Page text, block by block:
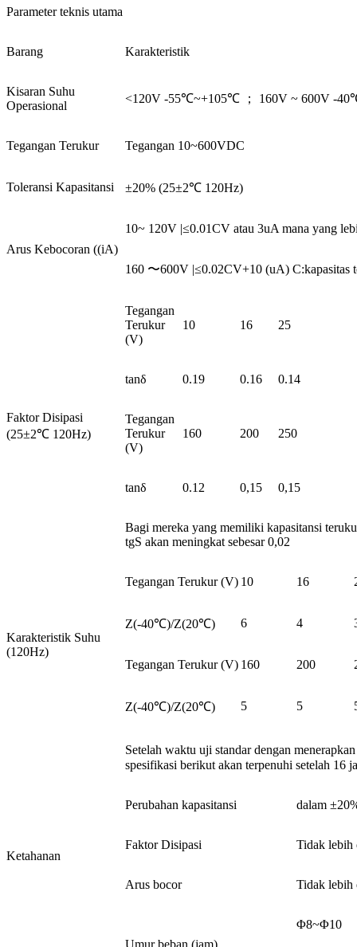
Parameter teknis utama
Barang Karakteristik
Kisaran Suhu
Operasional
<120V -55℃~+105℃ ； 160V ~ 600V -
Tegangan Terukur Tegangan 10~600VDC
Toleransi Kapasitansi ±20% (25±2℃ 120Hz)
Arus Kebocoran ((iA)
10~ 120V |≤0.01CV atau 3uA mana yang
160 〜600V |≤0.02CV+10 (uA) C:kapasitas
Faktor Disipasi
(25±2℃ 120Hz)
Tegangan
Terukur
(V)
10 16 25
tanδ 0.19 0.16 0.14
Tegangan
Terukur
(V)
160 200 250
tanδ 0.12 0,15 0,15
Bagi mereka yang memiliki kapasitansi
tgS akan meningkat sebesar 0,02
Karakteristik Suhu
(120Hz)
Tegangan Terukur (V) 10 16
Z(-40℃)/Z(20℃) 6 4
Tegangan Terukur (V) 160 200
Z(-40℃)/Z(20℃) 5 5
Ketahanan
Setelah waktu uji standar dengan
spesifikasi berikut akan terpenuhi setelah 16
Perubahan kapasitansi dalam
Faktor Disipasi Tidak lebih
Arus bocor Tidak lebih
Umur beban (jam)
Φ8~Φ10